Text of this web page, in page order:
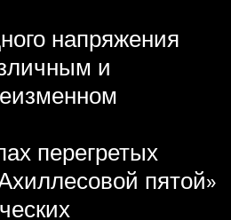
напряжения
и
перегретых
пятой»